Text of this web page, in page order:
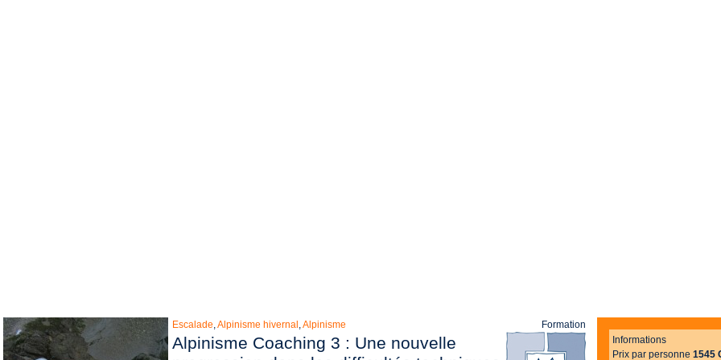
Formation
Escalade,Alpinisme hivernal ,Alpinisme
Alpinisme Coaching 3 : Une nouvelle
Informations
Prix par personne 1545